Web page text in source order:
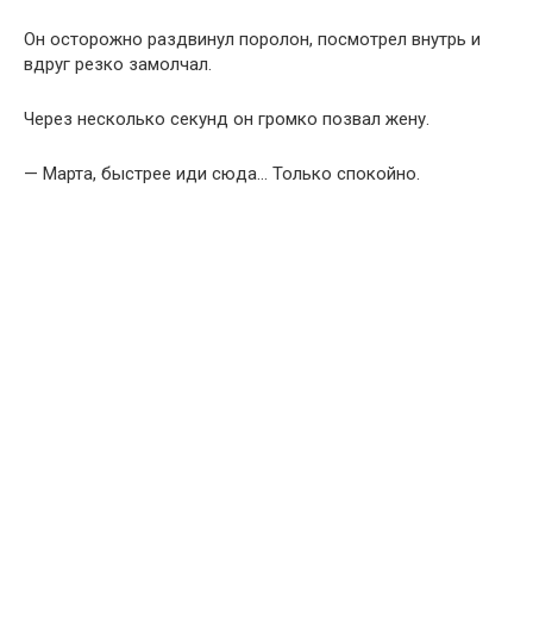
Он осторожно раздвинул поролон, посмотрел внутрь и
вдруг резко замолчал.
Через несколько секунд он громко позвал жену.
— Марта, быстрее иди сюда… Только спокойно.